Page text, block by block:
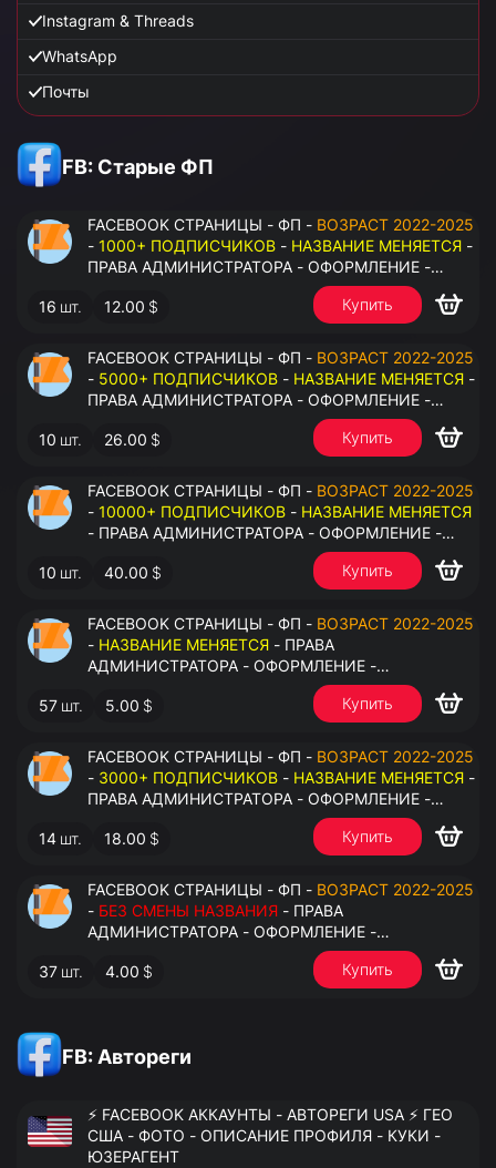
Instagram & Threads
WhatsApp
Почты
FB: Старые ФП
FACEBOOK СТРАНИЦЫ - ФП - ВОЗРАСТ 2022-2025
- 1000+ ПОДПИСЧИКОВ - НАЗВАНИЕ МЕНЯЕТСЯ -
ПРАВА АДМИНИСТРАТОРА - ОФОРМЛЕНИЕ -
ЗАПОЛНЕННАЯ ИНФОРМАЦИЯ - ПОД ВСЕ ГЕО
16 шт. 12.00 $ Купить
FACEBOOK СТРАНИЦЫ - ФП - ВОЗРАСТ 2022-2025
- 5000+ ПОДПИСЧИКОВ - НАЗВАНИЕ МЕНЯЕТСЯ -
ПРАВА АДМИНИСТРАТОРА - ОФОРМЛЕНИЕ -
ЗАПОЛНЕННАЯ ИНФОРМАЦИЯ - ПОД ВСЕ ГЕО
10 шт. 26.00 $ Купить
FACEBOOK СТРАНИЦЫ - ФП - ВОЗРАСТ 2022-2025
- 10000+ ПОДПИСЧИКОВ - НАЗВАНИЕ МЕНЯЕТСЯ
- ПРАВА АДМИНИСТРАТОРА - ОФОРМЛЕНИЕ -
ЗАПОЛНЕННАЯ ИНФОРМАЦИЯ - ПОД ВСЕ ГЕО
10 шт. 40.00 $ Купить
FACEBOOK СТРАНИЦЫ - ФП - ВОЗРАСТ 2022-2025
- НАЗВАНИЕ МЕНЯЕТСЯ - ПРАВА
АДМИНИСТРАТОРА - ОФОРМЛЕНИЕ -
ЗАПОЛНЕННАЯ ИНФОРМАЦИЯ - ПОД ВСЕ ГЕО
57 шт. 5.00 $ Купить
FACEBOOK СТРАНИЦЫ - ФП - ВОЗРАСТ 2022-2025
- 3000+ ПОДПИСЧИКОВ - НАЗВАНИЕ МЕНЯЕТСЯ -
ПРАВА АДМИНИСТРАТОРА - ОФОРМЛЕНИЕ -
ЗАПОЛНЕННАЯ ИНФОРМАЦИЯ - ПОД ВСЕ ГЕО
14 шт. 18.00 $ Купить
FACEBOOK СТРАНИЦЫ - ФП - ВОЗРАСТ 2022-2025
- БЕЗ СМЕНЫ НАЗВАНИЯ - ПРАВА
АДМИНИСТРАТОРА - ОФОРМЛЕНИЕ -
ЗАПОЛНЕННАЯ ИНФОРМАЦИЯ - ПОД ВСЕ ГЕО
37 шт. 4.00 $ Купить
FB: Автореги
⚡️ FACEBOOK АККАУНТЫ - АВТОРЕГИ USA ⚡️ ГЕО
США - ФОТО - ОПИСАНИЕ ПРОФИЛЯ - КУКИ -
ЮЗЕРАГЕНТ